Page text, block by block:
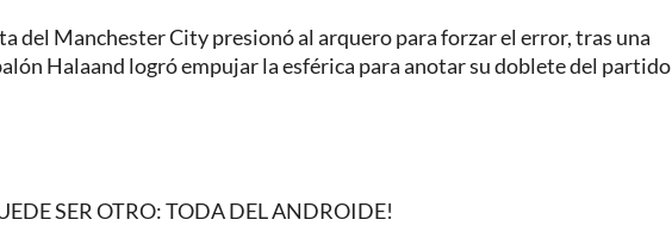
del Manchester City presionó al arquero para forzar el error, tras una
Halaand logró empujar la esférica para anotar su doblete del partido
SER OTRO: TODA DEL ANDROIDE!